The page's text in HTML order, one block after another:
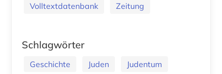
Volltextdatenbank Zeitung
Schlagwörter
Geschichte Juden
Judentum